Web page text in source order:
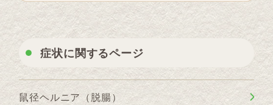
症状に関するページ
鼠径ヘルニア（脱腸）